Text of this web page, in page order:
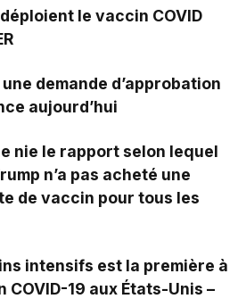
le vaccin COVID
demande d’approbation
aujourd’hui
nie le rapport selon lequel
n’a pas acheté une
de vaccin pour tous les
intensifs est la première à
19 aux États-Unis –